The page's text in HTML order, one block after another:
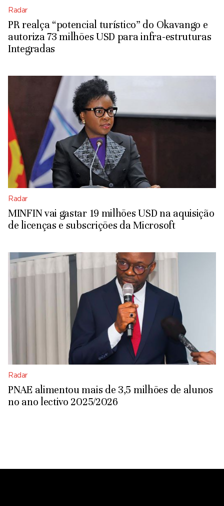
Radar
PR realça “potencial turístico” do Okavango e
autoriza 73 milhões USD para infra-estruturas
Integradas
Radar
MINFIN vai gastar 19 milhões USD na aquisição
de licenças e subscrições da Microsoft
Radar
PNAE alimentou mais de 3,5 milhões de alunos
no ano lectivo 2025/2026